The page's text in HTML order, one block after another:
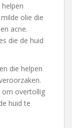
olie die
acne.
die de huid
die helpen
om overtollig
huid te